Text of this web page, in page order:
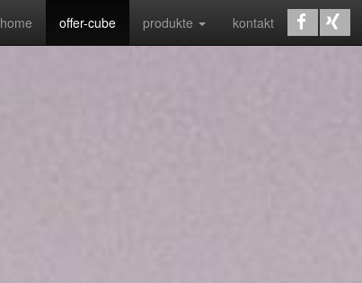
home offer-cube produkte kontakt